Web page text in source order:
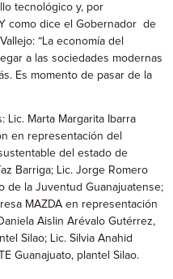
tecnológico y, por
como dice el Gobernador de
“La economía del
a las sociedades modernas
Es momento de pasar de la
Lic. Marta Margarita Ibarra
en representación del
del estado de
Barriga; Lic. Jorge Romero
de la Juventud Guanajuatense;
MAZDA en representación
Aislin Arévalo Gutérrez,
Silao; Lic. Silvia Anahid
Guanajuato, plantel Silao.